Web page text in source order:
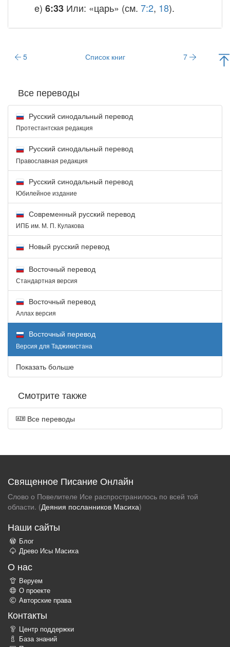
e) 6:33 Или: «царь» (см. 7:2, 18).
5 Список книг 7
Все переводы
Русский синодальный перевод
Протестантская редакция
Русский синодальный перевод
Православная редакция
Русский синодальный перевод
Юбилейное издание
Современный русский перевод
ИПБ им. М. П. Кулакова
Новый русский перевод
Восточный перевод
Стандартная версия
Восточный перевод
Аллах версия
Восточный перевод
Версия для Таджикистана
Показать больше
Смотрите также
Все переводы
Священное Писание Онлайн
Слово о Повелителе Исе распространилось по всей той
области. (Деяния посланников Масиха)
Наши сайты
Блог
Древо Исы Масиха
О нас
Веруем
О проекте
Авторские права
Контакты
Центр поддержки
База знаний